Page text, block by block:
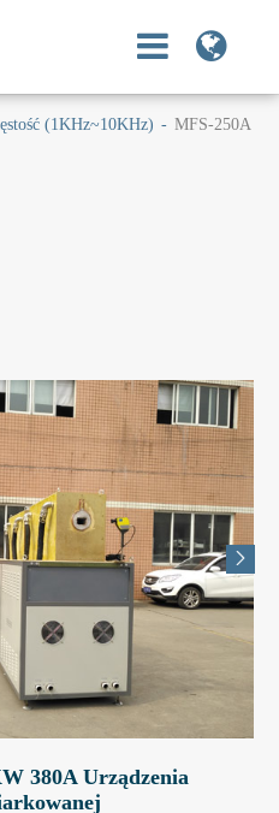
(1KHz~10KHz) MFS-250A

380A Urządzenia